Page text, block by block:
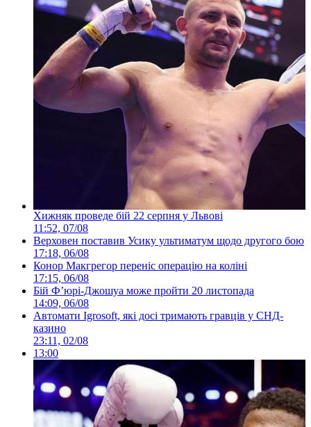
Хижняк проведе бій 22 серпня у Львові
11:52, 07/08
Верховен поставив Усику ультиматум щодо другого бою
17:18, 06/08
Конор Макгрегор переніс операцію на коліні
17:15, 06/08
Бій Ф’юрі-Джошуа може пройти 20 листопада
14:09, 06/08
Автомати Igrosoft, які досі тримають гравців у СНД-
казино
23:11, 02/08
13:00